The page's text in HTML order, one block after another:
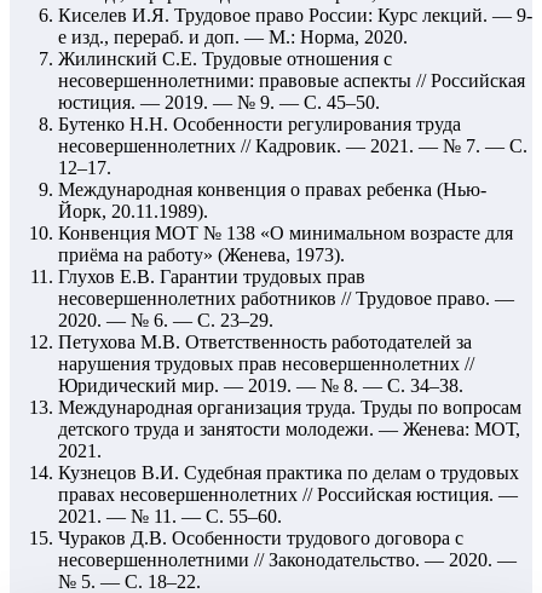
Киселев И.Я. Трудовое право России: Курс лекций. — 9-
е изд., перераб. и доп. — М.: Норма, 2020.
Жилинский С.Е. Трудовые отношения с
несовершеннолетними: правовые аспекты // Российская
юстиция. — 2019. — № 9. — С. 45–50.
Бутенко Н.Н. Особенности регулирования труда
несовершеннолетних // Кадровик. — 2021. — № 7. — С.
12–17.
Международная конвенция о правах ребенка (Нью-
Йорк, 20.11.1989).
Конвенция МОТ № 138 «О минимальном возрасте для
приёма на работу» (Женева, 1973).
Глухов Е.В. Гарантии трудовых прав
несовершеннолетних работников // Трудовое право. —
2020. — № 6. — С. 23–29.
Петухова М.В. Ответственность работодателей за
нарушения трудовых прав несовершеннолетних //
Юридический мир. — 2019. — № 8. — С. 34–38.
Международная организация труда. Труды по вопросам
детского труда и занятости молодежи. — Женева: МОТ,
2021.
Кузнецов В.И. Судебная практика по делам о трудовых
правах несовершеннолетних // Российская юстиция. —
2021. — № 11. — С. 55–60.
Чураков Д.В. Особенности трудового договора с
несовершеннолетними // Законодательство. — 2020. —
№ 5. — С. 18–22.